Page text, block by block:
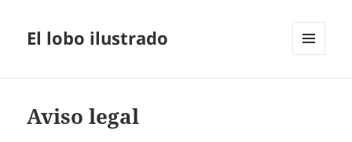
El lobo ilustrado
Aviso legal